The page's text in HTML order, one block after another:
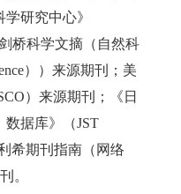
研究中心》
桥科学文摘（自然科
））来源期刊；美
）来源期刊；《日
据库》（JST
希期刊指南（网络
。